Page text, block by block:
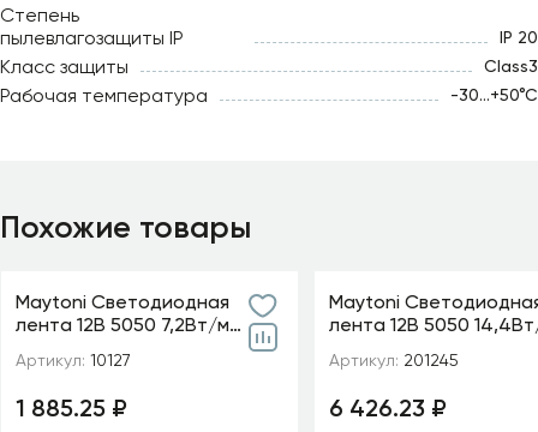
Степень
пылевлагозащиты IP
IP 20
Класс защиты Class3
Рабочая температура -30...+50°C
Похожие товары
Maytoni Светодиодная
лента 12В 5050 7,2Вт/м
Артикул: 10127
1 885.25 ₽
Maytoni
лента 12В 5050
(RGB) 201245
Артикул: 201245
6 426.23 ₽